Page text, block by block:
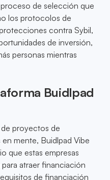
de selección que
los protocolos de
contra Sybil,
de inversión,
personas mientras
Buidlpad
proyectos de
mente, Buidlpad Vibe
que estas empresas
atraer financiación
de financiación